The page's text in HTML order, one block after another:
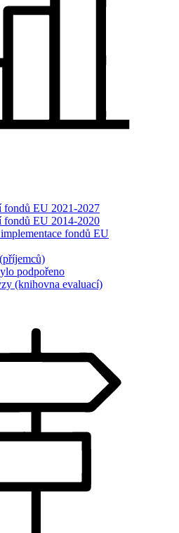
fondů EU 2021-2027
fondů EU 2014-2020
fondů EU
podpořeno
(knihovna evaluací)